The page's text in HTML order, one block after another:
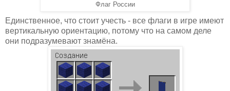
Флаг России
Единственное, что стоит учесть - все флаги в игре имеют
вертикальную ориентацию, потому что на самом деле
они подразумевают знамёна.